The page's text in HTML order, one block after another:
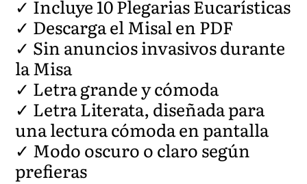
✓ Incluye 10 Plegarias Eucarísticas
✓ Descarga el Misal en PDF
✓ Sin anuncios invasivos durante
la Misa
✓ Letra grande y cómoda
✓ Letra Literata, diseñada para
una lectura cómoda en pantalla
✓ Modo oscuro o claro según
prefieras